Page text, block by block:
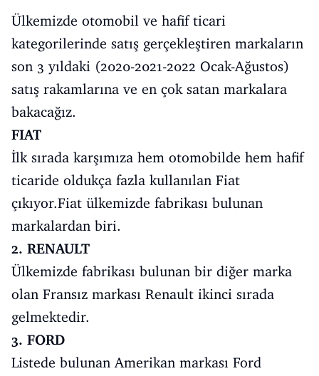
Ülkemizde otomobil ve hafif ticari
kategorilerinde satış gerçekleştiren markaların
son 3 yıldaki (2020-2021-2022 Ocak-Ağustos)
satış rakamlarına ve en çok satan markalara
bakacağız.
FIAT
İlk sırada karşımıza hem otomobilde hem hafif
ticaride oldukça fazla kullanılan Fiat
çıkıyor.Fiat ülkemizde fabrikası bulunan
markalardan biri.
2. RENAULT
Ülkemizde fabrikası bulunan bir diğer marka
olan Fransız markası Renault ikinci sırada
gelmektedir.
3. FORD
Listede bulunan Amerikan markası Ford